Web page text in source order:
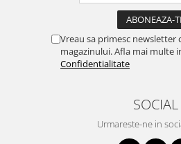
Vreau sa primesc newsletter
magazinului. Afla mai multe
Confidentialitate
SOCIAL
Urmareste-ne in